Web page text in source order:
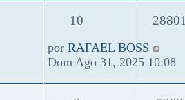
10 28801
por RAFAEL BOSS
Dom Ago 31, 2025 10:08